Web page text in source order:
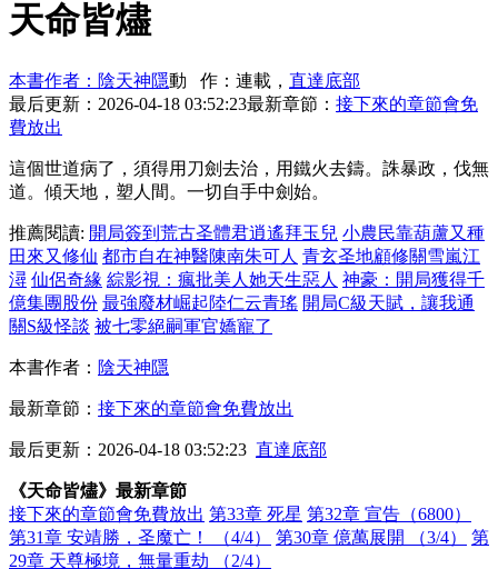
天命皆燼
本書作者：陰天神隱動 作：連載， 直達底部
最后更新：2026-04-18 03:52:23最新章節： 接下來的章節會免
費放出
這個世道病了，須得用刀劍去治，用鐵火去鑄。誅暴政，伐無
道。傾天地，塑人間。一切自手中劍始。
推薦閱讀: 開局簽到荒古圣體君逍遙拜玉兒 小農民靠葫蘆又種
田來又修仙 都市自在神醫陳南朱可人 青玄圣地顧修關雪嵐江
潯 仙侶奇緣 綜影視：瘋批美人她天生惡人 神豪：開局獲得千
億集團股份 最強廢材崛起陸仁云青瑤 開局C級天賦，讓我通
關S級怪談 被七零絕嗣軍官嬌寵了
本書作者： 陰天神隱
最新章節： 接下來的章節會免費放出
最后更新：2026-04-18 03:52:23 直達底部
《天命皆燼》最新章節
接下來的章節會免費放出 第33章 死星 第32章 宣告（6800）
第31章 安靖勝，圣魔亡！ （4/4）
第30章 億萬展開 （3/4）
第
29章 天尊極境，無量重劫 （2/4）